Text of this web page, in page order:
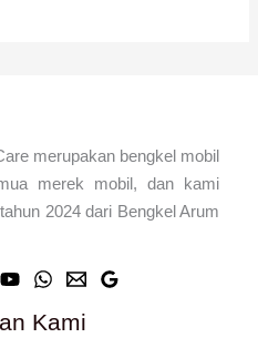
merupakan bengkel mobil
merek mobil, dan kami
2024 dari Bengkel Arum
Kami